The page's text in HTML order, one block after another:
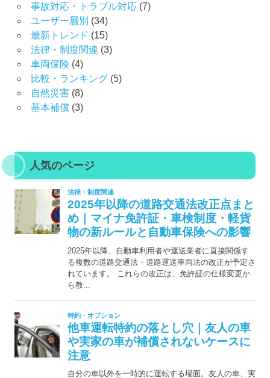
事故対応・トラブル対応(7)
ユーザー層別 (34)
最新トレンド (15)
法律・制度関連 (3)
車両保険 (4)
比較・ランキング(5)
自然災害(8)
基本補償(3)
人気のページ